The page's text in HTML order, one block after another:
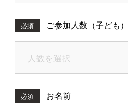
必須 ご参加人数（子ども）
必須 お名前